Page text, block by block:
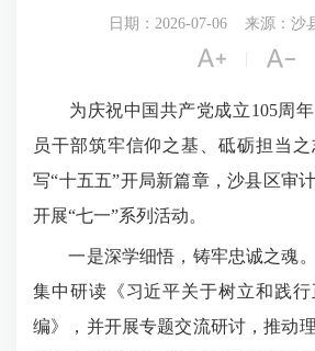
日期：2026-07-06 来源：沙
 
为庆祝中国共产党成立105周年
员干部筑牢信仰之基、砥砺担当
写“十五五”开局新篇章，沙县区审
开展“七一”系列活动。
一是深学细悟，铸牢忠诚之魂。
集中研读《习近平关于树立和践
编》，并开展专题交流研讨，推动